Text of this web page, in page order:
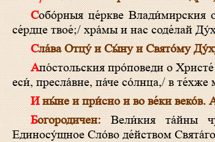
Собо́рныя це́ркве Влади́мирския основа́тель и украси́тель был еси́, преблаже́нне,/ храм светоза́рен Го́сподеви име́я
се́рдце твое́;/ хра́мы и нас соде́лай
Сла́ва Отцу́ и Сы́ну и Свято́му
Апо́стольския про́поведи о Христе́ и оте́ческая уче́ния тве́рдо в се́рдце твое́м печатле́я,/ благоче́стием и ве́рою просия́л
еси́, пресла́вне, па́че со́лнца,/ в
И ны́не и при́сно и во ве́ки веко́в.
Богородичен: Вели́кия та́йны
Единосу́щное Сло́во де́йством